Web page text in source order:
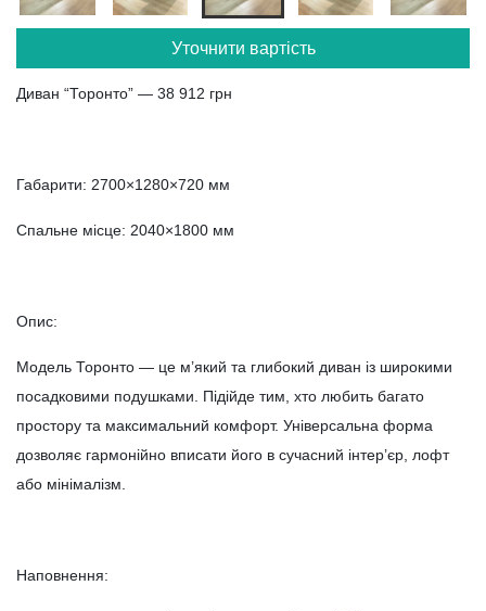
Уточнити вартість
Диван “Торонто” — 38 912 грн
Габарити: 2700×1280×720 мм
Спальне місце: 2040×1800 мм
Опис:
Модель Торонто — це м’який та глибокий диван із широкими
посадковими подушками. Підійде тим, хто любить багато
простору та максимальний комфорт. Універсальна форма
дозволяє гармонійно вписати його в сучасний інтер’єр, лофт
або мінімалізм.
Наповнення: